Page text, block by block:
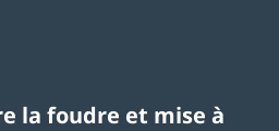
la foudre et mise à